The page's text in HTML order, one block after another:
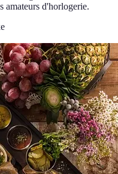
amateurs d'horlogerie.